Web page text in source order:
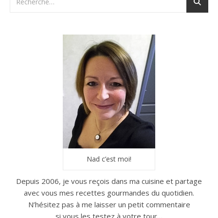
Nad c’est moi!
Depuis 2006, je vous reçois dans ma cuisine et partage
avec vous mes recettes gourmandes du quotidien.
N’hésitez pas à me laisser un petit commentaire
si vous les testez à votre tour…